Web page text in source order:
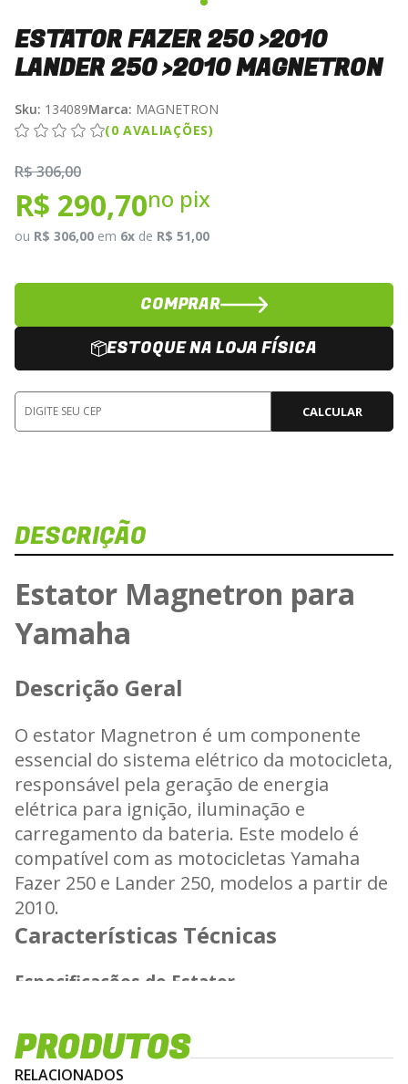
ESTATOR FAZER 250 >2010
LANDER 250 >2010 MAGNETRON
Sku: 134089Marca: MAGNETRON
(0 AVALIAÇÕES)
R$ 306,00
R$ 290,70no pix
ou R$ 306,00 em 6x de R$ 51,00
COMPRAR
ESTOQUE NA LOJA FÍSICA
CALCULAR
DESCRIÇÃO
Estator Magnetron para
Yamaha
Descrição Geral
O estator Magnetron é um componente
essencial do sistema elétrico da motocicleta,
responsável pela geração de energia
elétrica para ignição, iluminação e
carregamento da bateria. Este modelo é
compatível com as motocicletas Yamaha
Fazer 250 e Lander 250, modelos a partir de
2010.
Características Técnicas
Especificações do Estator
elétrica.
- Núcleo laminado com fios de cobre de alta
PRODUTOS
RELACIONADOS